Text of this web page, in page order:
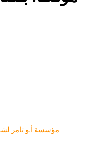
مؤسسة أبو تامر